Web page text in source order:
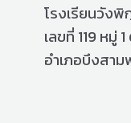
โรงเรียนวัง
เลขที่ 119 หมู่
อำเภอบึงสา